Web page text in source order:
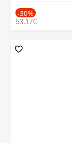
-30%
53.17€